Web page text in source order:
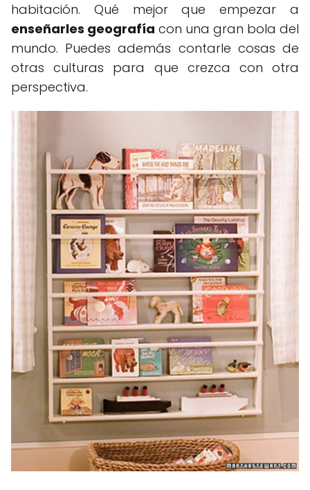
habitación. Qué mejor que empezar a
enseñarles geografía con una gran bola del
mundo. Puedes además contarle cosas de
otras culturas para que crezca con otra
perspectiva.